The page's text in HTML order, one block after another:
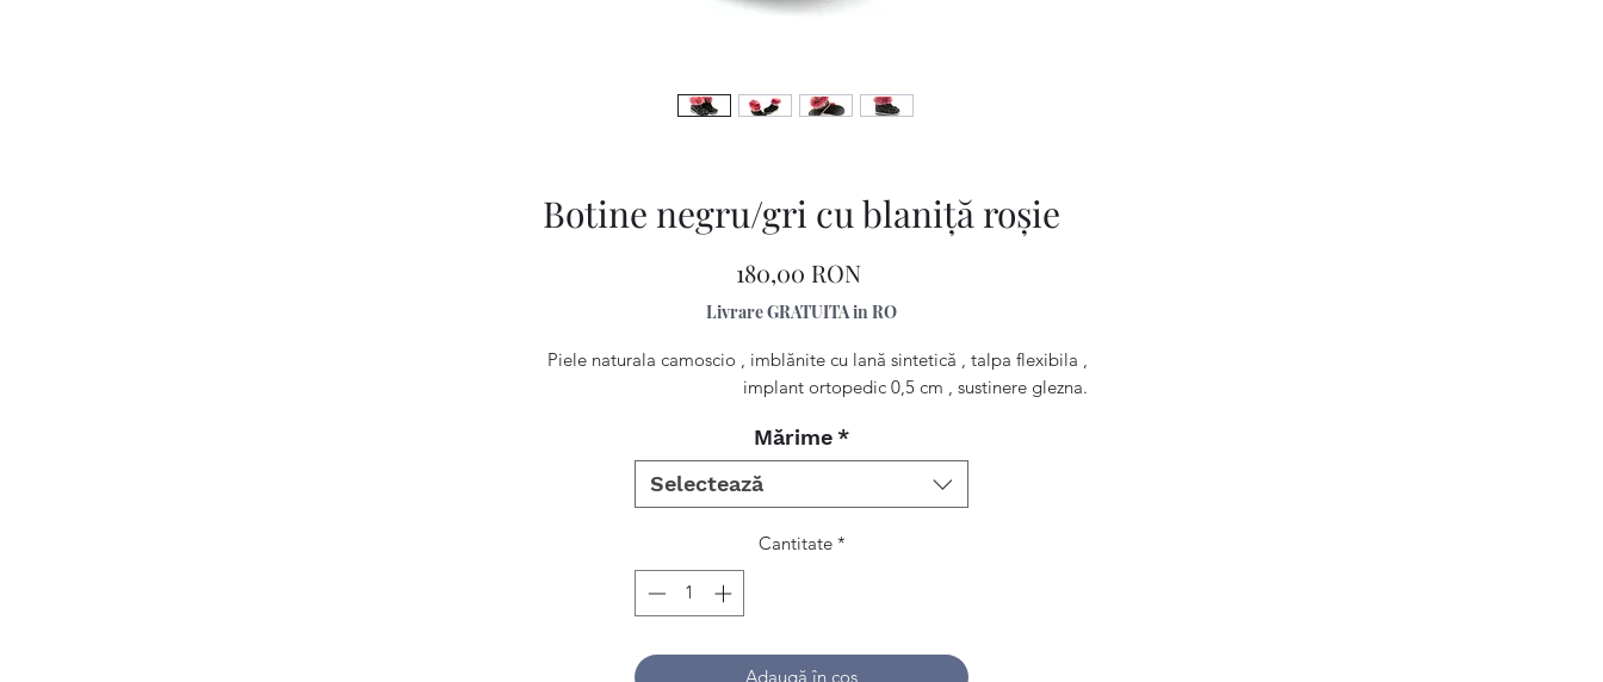
Botine negru/gri cu blaniţă roşie
180,00 RONPreț
Livrare GRATUITA in RO
Piele naturala camoscio , imblănite cu lană sintetică , talpa flexibila ,
implant ortopedic 0,5 cm , sustinere glezna.
Mărime *
Selectează
Cantitate *
Adaugă în coș